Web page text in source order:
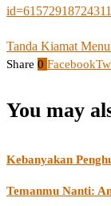
id=61572918724311
Tanda Kiamat
Share 0 Facebook
You may
Kebanyakan
Temanmu Nanti: